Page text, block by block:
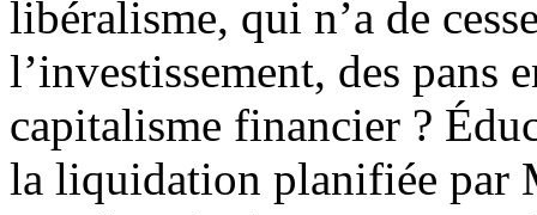
libéralisme, qui n’a de
l’investissement, des pans
capitalisme financier ?
la liquidation planifiée par